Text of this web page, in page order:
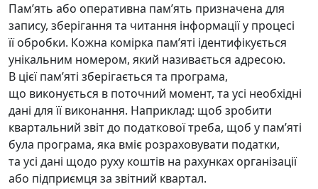
Памʼять або оперативна памʼять призначена для
запису, зберігання та читання інформації у процесі
її обробки. Кожна комірка памʼяті ідентифікується
унікальним номером, який називається адресою.
В цієї памʼяті зберігається та програма,
що виконується в поточний момент, та усі необхідні
дані для її виконання. Наприклад: щоб зробити
квартальний звіт до податкової треба, щоб у памʼяті
була програма, яка вміє розраховувати податки,
та усі дані щодо руху коштів на рахунках організації
або підприємця за звітний квартал.